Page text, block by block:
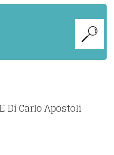
Di Carlo Apostoli